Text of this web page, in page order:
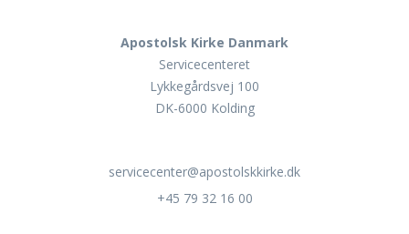
Apostolsk Kirke Danmark
Servicecenteret
Lykkegårdsvej 100
DK-6000 Kolding
servicecenter@apostolskkirke.dk
+45 79 32 16 00